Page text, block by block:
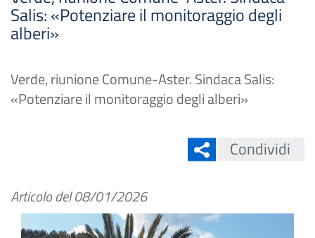
Salis: «Potenziare il monitoraggio degli
alberi»
Verde, riunione Comune-Aster. Sindaca Salis:
«Potenziare il monitoraggio degli alberi»
Condividi
Articolo del08/01/2026